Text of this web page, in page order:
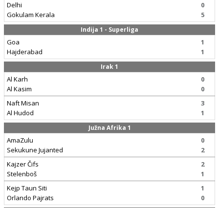
Delhi
Gokulam Kerala
0
5
Indija 1 - Superliga
Goa
Hajderabad
1
1
Irak 1
Al Karh
Al Kasim
0
0
Naft Misan
Al Hudod
3
1
Južna Afrika 1
AmaZulu
Sekukune Jujanted
0
2
Kajzer Čifs
Stelenboš
2
1
Kejp Taun Siti
Orlando Pajrats
1
0